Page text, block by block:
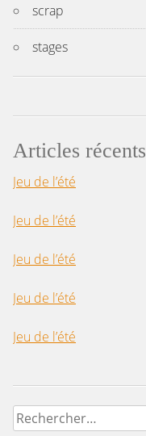
scrap
stages
Articles récents
Jeu de l’été
Jeu de l’été
Jeu de l’été
Jeu de l’été
Jeu de l’été
Rechercher :